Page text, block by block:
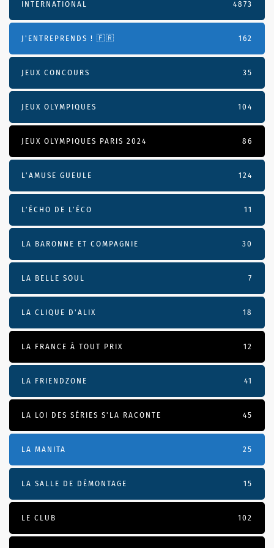
INTERNATIONAL 4873
J'ENTREPRENDS ! 🇫🇷 162
JEUX CONCOURS 35
JEUX OLYMPIQUES 104
JEUX OLYMPIQUES PARIS 2024 86
L'AMUSE GUEULE 124
L’ÉCHO DE L’ÉCO 11
LA BARONNE ET COMPAGNIE 30
LA BELLE SOUL 7
LA CLIQUE D'ALIX 18
LA FRANCE À TOUT PRIX 12
LA FRIENDZONE 41
LA LOI DES SÉRIES S'LA RACONTE 45
LA MANITA 25
LA SALLE DE DÉMONTAGE 15
LE CLUB 102